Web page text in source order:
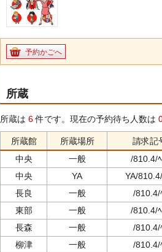
予約かごへ
所蔵
所蔵は 6件です。現在の予約待ち人数は
所蔵館 所蔵場所 請求記
中央
一般 /810.4/
中央
YA YA/
長良
一般 /810.4/
東部
一般 /810.4/
長森
一般 /810.4/
柳津
一般 /810.4/